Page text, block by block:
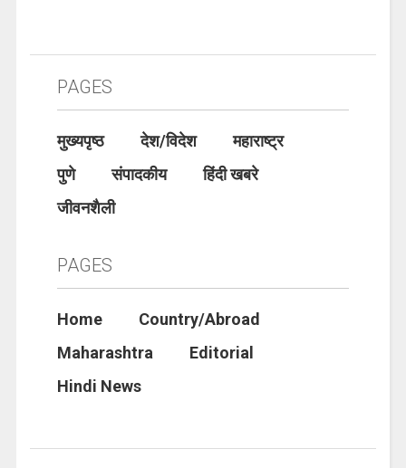
PAGES
मुख्यपृष्ठ देश/विदेश
महाराष्ट्र
पुणे
संपादकीय
हिंदी खबरे
जीवनशैली
PAGES
Home
Country/Abroad
Maharashtra
Editorial
Hindi News